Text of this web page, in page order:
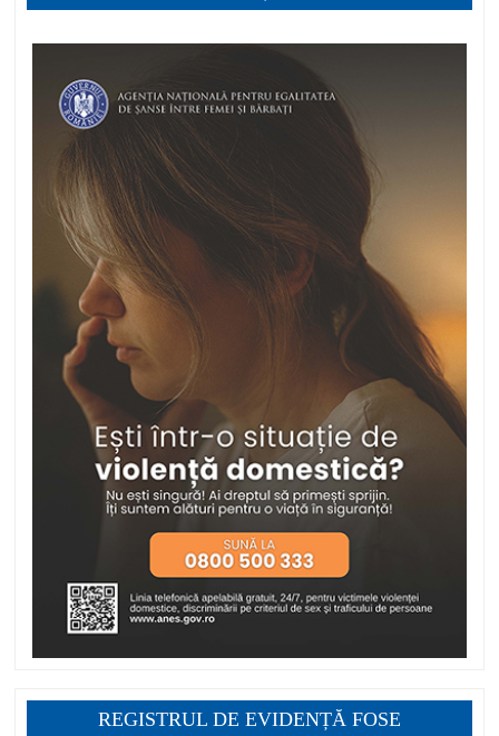
REGISTRUL DE EVIDENȚĂ FOSE